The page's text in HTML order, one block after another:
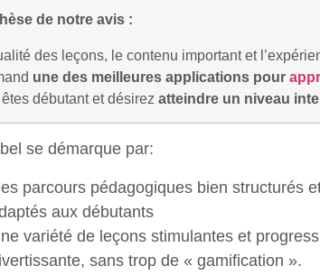
de notre avis :
des leçons, le contenu important et
une des meilleures applications pour
débutant et désirez atteindre un niveau
se démarque par:
parcours pédagogiques bien structurés
aux débutants
variété de leçons stimulantes et
sans trop de « gamification ».